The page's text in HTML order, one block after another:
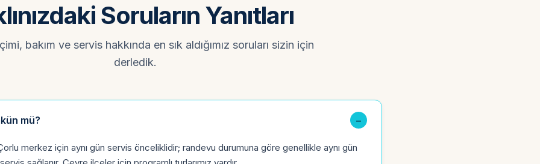
Soruların Yanıtları
bakım ve servis hakkında en sık aldığımız soruları sizin için
derledik.
mü?
merkez için aynı gün servis önceliklidir; randevu durumuna göre genellikle aynı gün